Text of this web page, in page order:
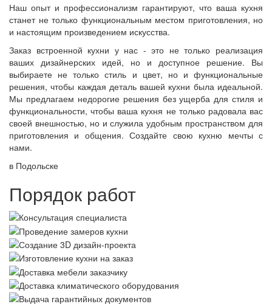
Наш опыт и профессионализм гарантируют, что ваша кухня
станет не только функциональным местом приготовления, но
и настоящим произведением искусства.
Заказ встроенной кухни у нас - это не только реализация
ваших дизайнерских идей, но и доступное решение. Вы
выбираете не только стиль и цвет, но и функциональные
решения, чтобы каждая деталь вашей кухни была идеальной.
Мы предлагаем недорогие решения без ущерба для стиля и
функциональности, чтобы ваша кухня не только радовала вас
своей внешностью, но и служила удобным пространством для
приготовления и общения. Создайте свою кухню мечты с
нами.
в Подольске
Порядок работ